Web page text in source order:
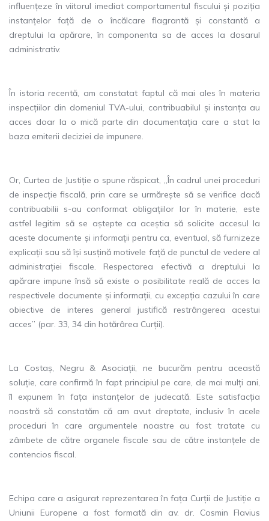
influențeze în viitorul imediat comportamentul fiscului și poziția
instanțelor față de o încălcare flagrantă și constantă a
dreptului la apărare, în componenta sa de acces la dosarul
administrativ.
În istoria recentă, am constatat faptul că mai ales în materia
inspecțiilor din domeniul TVA-ului, contribuabilul și instanța au
acces doar la o mică parte din documentația care a stat la
baza emiterii deciziei de impunere.
Or, Curtea de Justiție o spune răspicat, „În cadrul unei proceduri
de inspecție fiscală, prin care se urmărește să se verifice dacă
contribuabilii s-au conformat obligațiilor lor în materie, este
astfel legitim să se aștepte ca aceștia să solicite accesul la
aceste documente și informații pentru ca, eventual, să furnizeze
explicații sau să își susțină motivele față de punctul de vedere al
administrației fiscale. Respectarea efectivă a dreptului la
apărare impune însă să existe o posibilitate reală de acces la
respectivele documente și informații, cu excepția cazului în care
obiective de interes general justifică restrângerea acestui
acces” (par. 33, 34 din hotărârea Curții).
La Costaș, Negru & Asociații, ne bucurăm pentru această
soluție, care confirmă în fapt principiul pe care, de mai mulți ani,
îl expunem în fața instanțelor de judecată. Este satisfacția
noastră să constatăm că am avut dreptate, inclusiv în acele
proceduri în care argumentele noastre au fost tratate cu
zâmbete de către organele fiscale sau de către instanțele de
contencios fiscal.
Echipa care a asigurat reprezentarea în fața Curții de Justiție a
Uniunii Europene a fost formată din av. dr. Cosmin Flavius